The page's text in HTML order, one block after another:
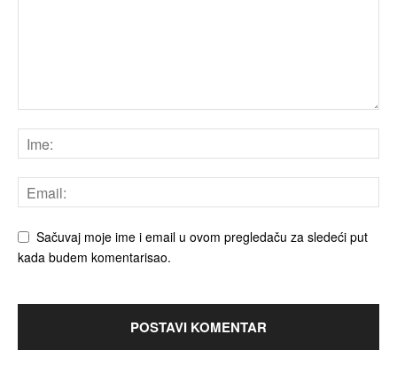
Sačuvaj moje ime i email u ovom pregledaču za sledeći put
kada budem komentarisao.